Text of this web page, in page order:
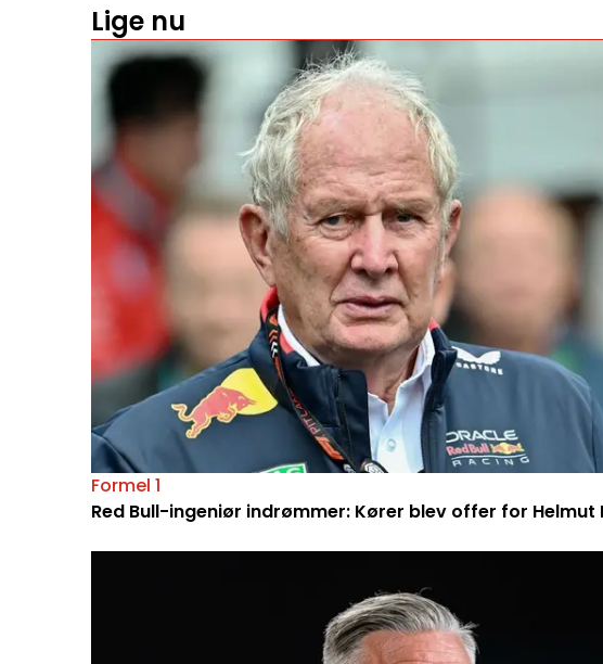
Lige nu
Formel 1
Red Bull-ingeniør indrømmer: Kører blev offer for